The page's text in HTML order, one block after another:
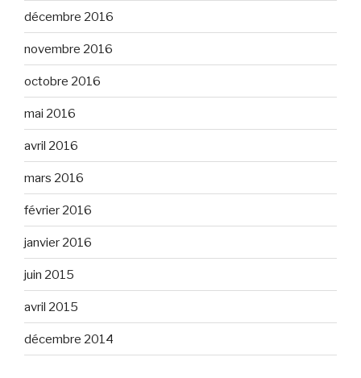
décembre 2016
novembre 2016
octobre 2016
mai 2016
avril 2016
mars 2016
février 2016
janvier 2016
juin 2015
avril 2015
décembre 2014